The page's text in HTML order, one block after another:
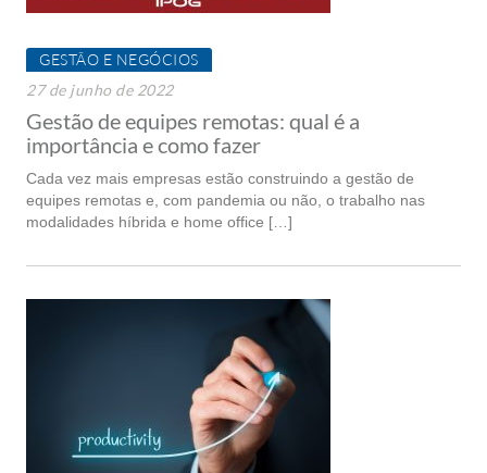
GESTÃO E NEGÓCIOS
27 de junho de 2022
Gestão de equipes remotas: qual é a
importância e como fazer
Cada vez mais empresas estão construindo a gestão de
equipes remotas e, com pandemia ou não, o trabalho nas
modalidades híbrida e home office […]